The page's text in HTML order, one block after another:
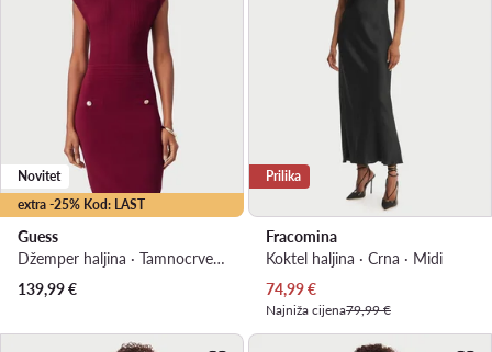
extra -25% Kod: LAST
Novitet
Guess
Džemper haljina · Tamnocrvena · Mini
139,99€
Prilika
Fracomina
Koktel haljina · Crna · Midi
Trenutna cijena
74,99€
Najniža cijena79,99 €